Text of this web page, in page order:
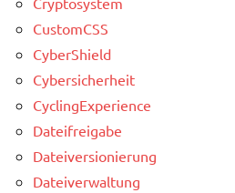
CustomCSS
CyberShield
Cybersicherheit
CyclingExperience
Dateifreigabe
Dateiversionierung
Dateiverwaltung